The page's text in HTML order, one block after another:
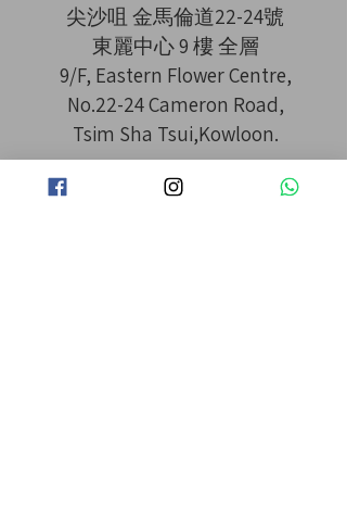
尖沙咀 金馬倫道22-24號
東麗中心 9 樓 全層
9/F, Eastern Flower Centre,
No.22-24 Cameron Road,
Tsim Sha Tsui,Kowloon.
MTR Tsim Sha Tsui 尖沙咀 站 B2